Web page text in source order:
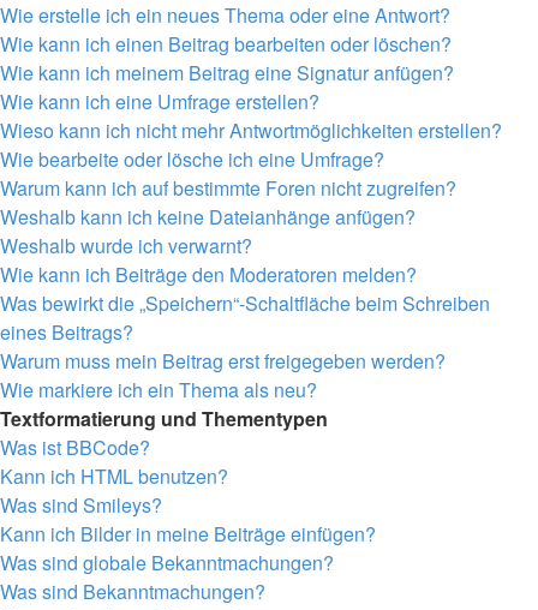
Wie erstelle ich ein neues Thema oder eine Antwort?
Wie kann ich einen Beitrag bearbeiten oder löschen?
Wie kann ich meinem Beitrag eine Signatur anfügen?
Wie kann ich eine Umfrage erstellen?
Wieso kann ich nicht mehr Antwortmöglichkeiten erstellen?
Wie bearbeite oder lösche ich eine Umfrage?
Warum kann ich auf bestimmte Foren nicht zugreifen?
Weshalb kann ich keine Dateianhänge anfügen?
Weshalb wurde ich verwarnt?
Wie kann ich Beiträge den Moderatoren melden?
Was bewirkt die „Speichern“-Schaltfläche beim Schreiben
eines Beitrags?
Warum muss mein Beitrag erst freigegeben werden?
Wie markiere ich ein Thema als neu?
Textformatierung und Thementypen
Was ist BBCode?
Kann ich HTML benutzen?
Was sind Smileys?
Kann ich Bilder in meine Beiträge einfügen?
Was sind globale Bekanntmachungen?
Was sind Bekanntmachungen?